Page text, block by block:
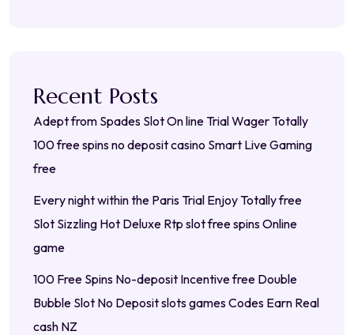
Recent Posts
Adept from Spades Slot On line Trial Wager Totally
100 free spins no deposit casino Smart Live Gaming
free
Every night within the Paris Trial Enjoy Totally free
Slot Sizzling Hot Deluxe Rtp slot free spins Online
game
100 Free Spins No-deposit Incentive free Double
Bubble Slot No Deposit slots games Codes Earn Real
cash NZ